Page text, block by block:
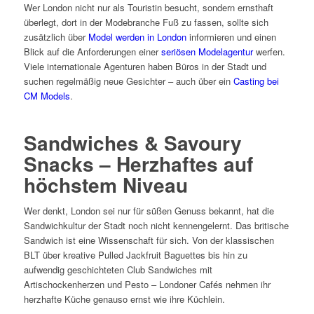
Wer London nicht nur als Touristin besucht, sondern ernsthaft
überlegt, dort in der Modebranche Fuß zu fassen, sollte sich
zusätzlich über Model werden in Londoninformieren und einen
Blick auf die Anforderungen einerseriösen Modelagenturwerfen.
Viele internationale Agenturen haben Büros in der Stadt und
suchen regelmäßig neue Gesichter – auch über ein Casting bei
CM Models.
Sandwiches & Savoury
Snacks – Herzhaftes auf
höchstem Niveau
Wer denkt, London sei nur für süßen Genuss bekannt, hat die
Sandwichkultur der Stadt noch nicht kennengelernt. Das britische
Sandwich ist eine Wissenschaft für sich. Von der klassischen
BLT über kreative Pulled Jackfruit Baguettes bis hin zu
aufwendig geschichteten Club Sandwiches mit
Artischockenherzen und Pesto – Londoner Cafés nehmen ihr
herzhafte Küche genauso ernst wie ihre Küchlein.